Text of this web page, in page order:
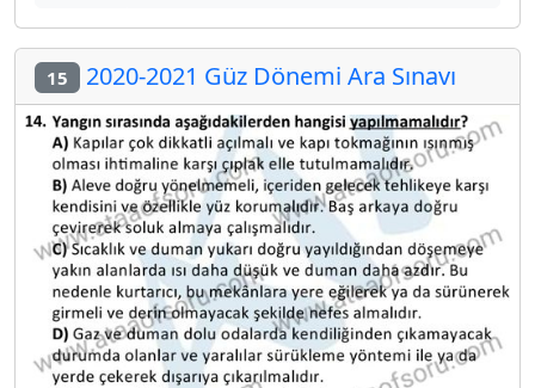
15 2020-2021 Güz Dönemi Ara Sınavı